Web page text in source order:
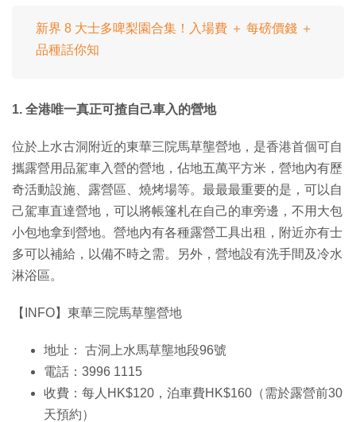
新界 8 大士多啤梨園合集！入場費 ＋ 每磅價錢 ＋
品種話你知
1. 全港唯一真正可揸自己車入的營地
位於上水古洞附近的東華三院馬草壟營地，是香港首個可自
攜露營用品駕車入營的營地，佔地五萬平方米，營地內有歷
奇活動設施、露營區、燒烤場等。最最最重要的是，可以自
己駕車直達營地，可以將帳篷札在自己的車旁邊，不用大包
小包地拿到營地。營地內有各種露營工具出租，附近亦有士
多可以補給，以備不時之需。另外，營地設有洗手間及冷水
淋浴區。
【INFO】東華三院馬草壟營地
地址： 古洞上水馬草壟地段96號
電話：3996 1115
收費：每人HK$120，泊車費HK$160（需於露營前30
天預約）